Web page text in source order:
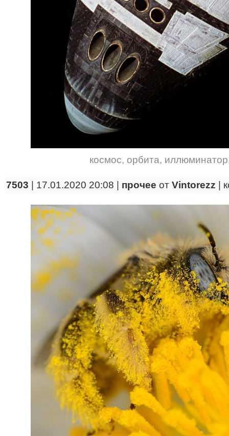
космос, орбита, иллюминатор
7503 | 17.01.2020 20:08 | прочее от Vintorezz